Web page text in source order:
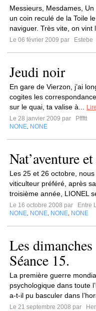
Messieurs, Mesdames,
un coin reculé de la Toile
naviguer. Très vite, on vint
Le 06 février 2009 par
Estebe
Jeudi noir
En gare de Vierzon, j’ai
cogites les
sur le quai, ta valise à...
Le 28 janvier 2009 par
Pffftt
NONE NONE
Nat’aventure
Les 25 et 26 octobre,
viticulteur préféré, après
troisième année, LIONEL
Le 16 octobre 2008 par
Entre
NONE NONE NONE NONE
Les
Séance 15.
La première guerre
psychologique dans toute
a-t-il pu basculer dans
Le 21 septembre 2008 par